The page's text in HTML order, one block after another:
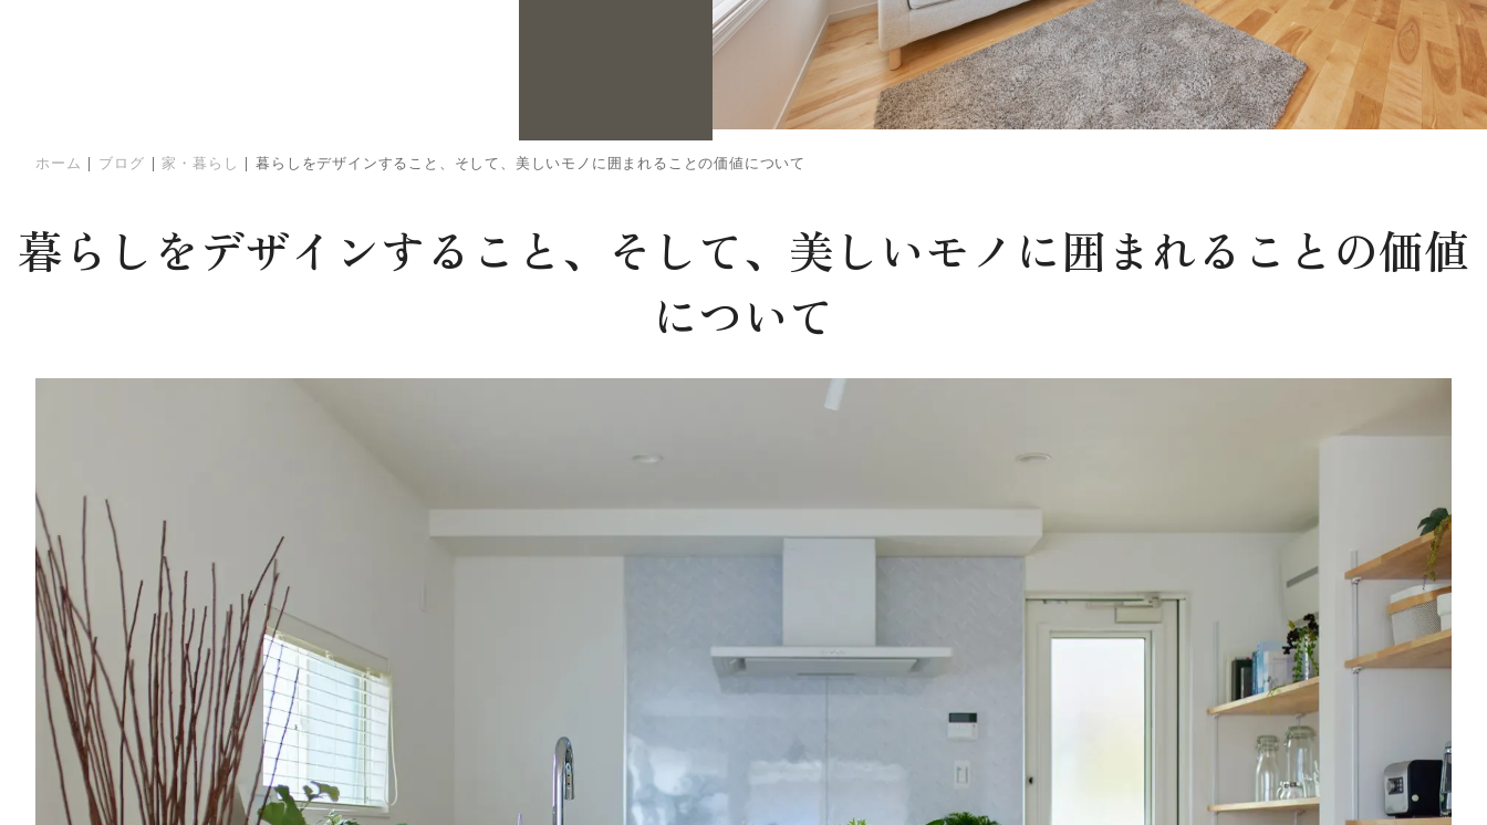
ホーム | ブログ | 家・暮らし | 暮らしをデザインすること、そして、美しいモノに囲まれることの価値について
暮らしをデザインすること、そして、美しいモノに囲まれることの価値
について